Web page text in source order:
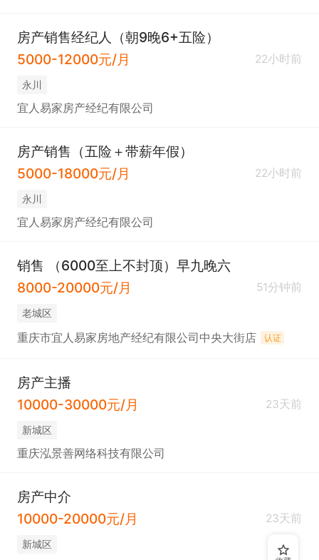
房产销售经纪人（朝9晚6+五险）
5000-12000元/月
22小时前
永川
宜人易家房产经纪有限公司
房产销售（五险＋带薪年假）
5000-18000元/月
22小时前
永川
宜人易家房产经纪有限公司
销售 （6000至上不封顶）早九晚六
8000-20000元/月
51分钟前
老城区
重庆市宜人易家房地产经纪有限公司中央大街店 认证
房产主播
10000-30000元/月
23天前
新城区
重庆泓景善网络科技有限公司
房产中介
10000-20000元/月
23天前
新城区